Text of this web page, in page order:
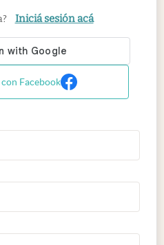
Iniciá sesión acá
Facebook